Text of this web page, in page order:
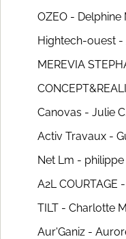
OZEO - Delphine
Hightech-ouest -
MEREVIA
Canovas - Julie C.
Activ Travaux -
Net Lm - philippe
A2L COURTAGE
TILT - Charlotte
Aur'Ganiz -